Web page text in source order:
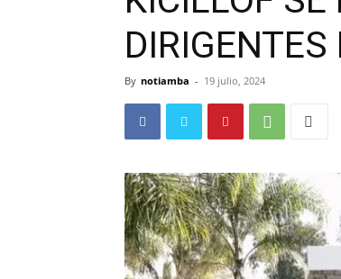
By notiamba - 19 julio, 2024